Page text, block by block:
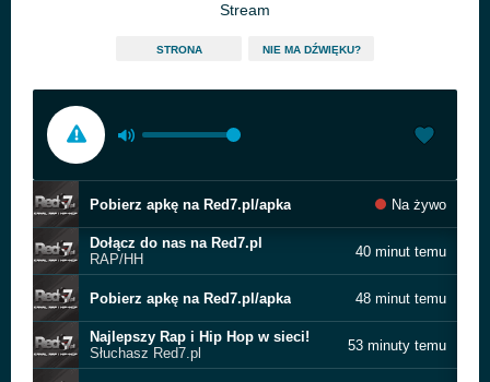
Stream
STRONA NIE MA DŹWIĘKU?
Pobierz apkę na Red7.pl/apka Na żywo
Dołącz do nas na Red7.pl
RAP/HH
40 minut temu
Pobierz apkę na Red7.pl/apka 48 minut temu
Najlepszy Rap i Hip Hop w sieci!
Słuchasz Red7.pl
53 minuty temu